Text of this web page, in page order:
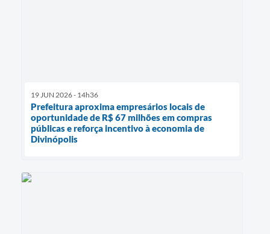
19 JUN 2026 - 14h36
Prefeitura aproxima empresários locais de
oportunidade de R$ 67 milhões em compras
públicas e reforça incentivo à economia de
Divinópolis